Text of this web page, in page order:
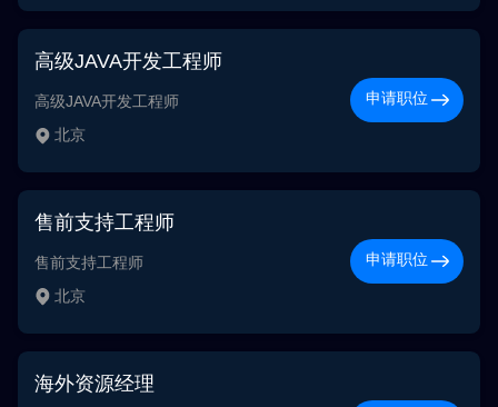
高级JAVA开发工程师
高级JAVA开发工程师
北京
申请职位
售前支持工程师
售前支持工程师
北京
申请职位
海外资源经理